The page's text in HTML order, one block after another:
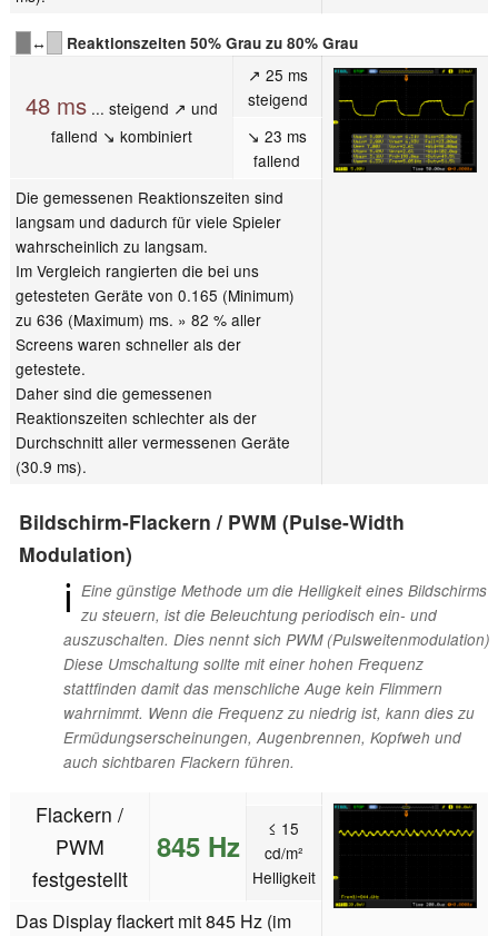
↔ Reaktionszeiten 50% Grau zu 80% Grau
48 ms... steigend ↗ und
fallend ↘ kombiniert
↗ 25 ms
steigend
↘ 23 ms
fallend
Die gemessenen Reaktionszeiten sind
langsam und dadurch für viele Spieler
wahrscheinlich zu langsam.
Im Vergleich rangierten die bei uns
getesteten Geräte von 0.165 (Minimum)
zu 636 (Maximum) ms. » 82 % aller
Screens waren schneller als der
getestete.
Daher sind die gemessenen
Reaktionszeiten schlechter als der
Durchschnitt aller vermessenen Geräte
(30.9 ms).
Bildschirm-Flackern / PWM (Pulse-Width
Modulation)
ℹ Eine günstige Methode um die Helligkeit eines Bildschirms
zu steuern, ist die Beleuchtung periodisch ein- und
auszuschalten. Dies nennt sich PWM (Pulsweitenmodulation)
Diese Umschaltung sollte mit einer hohen Frequenz
stattfinden damit das menschliche Auge kein Flimmern
wahrnimmt. Wenn die Frequenz zu niedrig ist, kann dies zu
Ermüdungserscheinungen, Augenbrennen, Kopfweh und
auch sichtbaren Flackern führen.
Flackern /
PWM
festgestellt
845 Hz
≤ 15
cd/m²
Helligkeit
Das Display flackert mit 845 Hz (im